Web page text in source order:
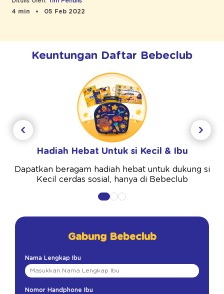
4 min
05 Feb 2022
Keuntungan Daftar Bebeclub
Hadiah Hebat Untuk si Kecil & Ibu
Dapatkan beragam hadiah hebat untuk dukung si
Kecil cerdas sosial, hanya di Bebeclub
Gabung Bebeclub
Nama Lengkap Ibu
Nomor Handphone Ibu